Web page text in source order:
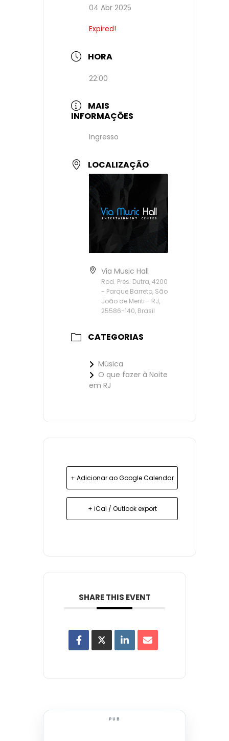
04 Abr 2025
Expired!
HORA
22:00
MAIS
INFORMAÇÕES
Ingresso
LOCALIZAÇÃO
Via Music Hall
Rod. Pres. Dutra, 4200
- Parque Barreto, São
João de Meriti - RJ,
25586-140, Brasil
CATEGORIAS
Música
O que fazer à Noite
em RJ
+ Adicionar ao Google Calendar
+ iCal / Outlook export
SHARE THIS EVENT
PUB